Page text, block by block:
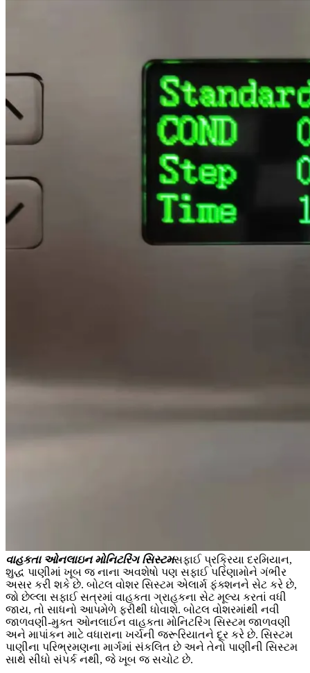
વાહકતા ઓનલાઇન મોનિટરિંગ સિસ્ટમસફાઈ પ્રક્રિયા દરમિયાન,
શુદ્ધ પાણીમાં ખૂબ જ નાના અવશેષો પણ સફાઈ પરિણામોને ગંભીર
અસર કરી શકે છે. બોટલ વોશર સિસ્ટમ એલાર્મ ફંક્શનને સેટ કરે છે,
જો છેલ્લા સફાઈ સત્રમાં વાહકતા ગ્રાહકના સેટ મૂલ્ય કરતાં વધી
જાય, તો સાધનો આપમેળે ફરીથી ધોવાશે. બોટલ વોશરમાંથી નવી
જાળવણી-મુક્ત ઓનલાઈન વાહકતા મોનિટરિંગ સિસ્ટમ જાળવણી
અને માપાંકન માટે વધારાના ખર્ચની જરૂરિયાતને દૂર કરે છે. સિસ્ટમ
પાણીના પરિભ્રમણના માર્ગમાં સંકલિત છે અને તેનો પાણીની સિસ્ટમ
સાથે સીધો સંપર્ક નથી, જે ખૂબ જ સચોટ છે.